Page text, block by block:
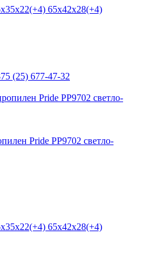
65х42х28(+4)
(25) 677-47-32
Pride PP9702 светло-
65х42х28(+4)